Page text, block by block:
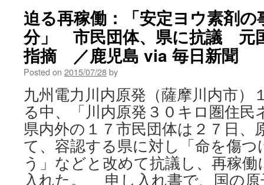
迫る再稼働：「安定ヨウ素剤の
分」 市民団体、県に抗議 元
指摘 ／鹿児島 via 毎日新聞
Posted on 2015/07/28by
九州電力川内原発（薩摩川内市）
る中、「川内原発３０キロ圏住
県内外の１７市民団体は２７日、
て、容認する県に対し「命を傷
う」などと改めて抗議し、再稼
入れた。 申し入れ書で、国の原